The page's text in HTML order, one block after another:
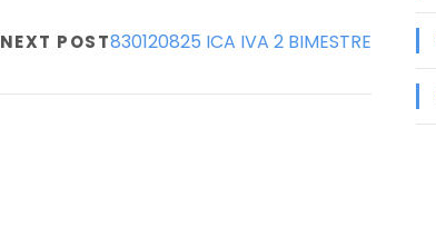
NEXT POST830120825 ICA IVA 2 BIMESTRE